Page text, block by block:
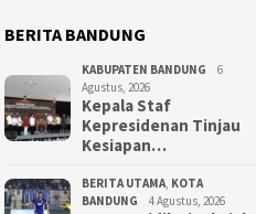
BERITA BANDUNG
KABUPATEN BANDUNG
6
Agustus, 2026
Kepala Staf
Kepresidenan Tinjau
Kesiapan…
BERITA UTAMA KOTA
BANDUNG
4 Agustus, 2026